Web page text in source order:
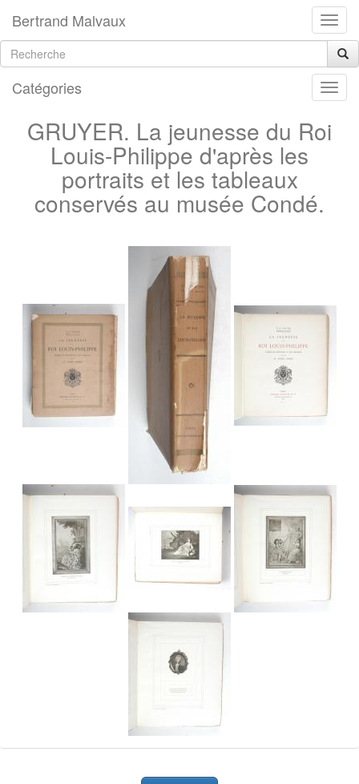
Bertrand Malvaux
Catégories
GRUYER. La jeunesse du Roi
Louis-Philippe d'après les
portraits et les tableaux
conservés au musée Condé.